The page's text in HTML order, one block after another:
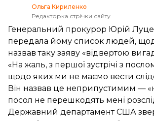
Ольга Кириленко
Редакторка стрічки сайту
Генеральний прокурор Юрій
передала йому список людей,
назвав таку заяву «відвертою
«На жаль, з першої зустрічі з
щодо яких ми не маємо вести
Він назвав це неприпустимим —
посол не перешкодять мені
Державний департамент США